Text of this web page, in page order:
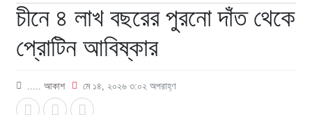
চীনে ৪ লাখ বছরের পুরনো দাঁত থেকে
প্রোটিন আবিষ্কার
..... আকাশ মে ১৪, ২০২৬ ৩:০২ অপরাহ্ণ